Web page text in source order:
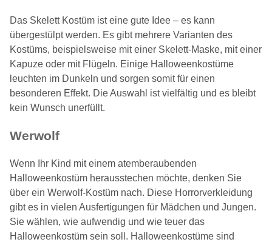
Das Skelett Kostüm ist eine gute Idee – es kann
übergestülpt werden. Es gibt mehrere Varianten des
Kostüms, beispielsweise mit einer Skelett-Maske, mit einer
Kapuze oder mit Flügeln. Einige Halloweenkostüme
leuchten im Dunkeln und sorgen somit für einen
besonderen Effekt. Die Auswahl ist vielfältig und es bleibt
kein Wunsch unerfüllt.
Werwolf
Wenn Ihr Kind mit einem atemberaubenden
Halloweenkostüm herausstechen möchte, denken Sie
über ein Werwolf-Kostüm nach. Diese Horrorverkleidung
gibt es in vielen Ausfertigungen für Mädchen und Jungen.
Sie wählen, wie aufwendig und wie teuer das
Halloweenkostüm sein soll. Halloweenkostüme sind